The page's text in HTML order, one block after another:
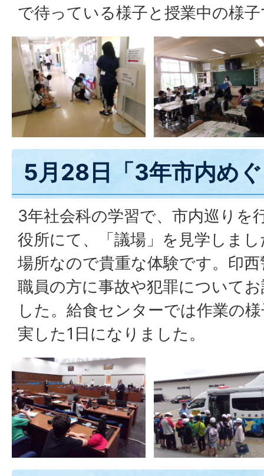
で待っている様子と授業中の様
5月28日「3年市内め
3年社会科の学習で、市内巡りを
役所にて、「議場」を見学しま
場所なので貴重な体験です。印
職員の方に事故や犯罪について
した。給食センターでは作業の
実した1日になりました。